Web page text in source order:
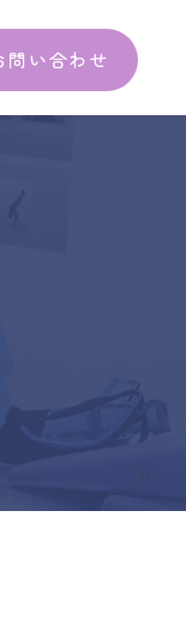
問い合わせ
問い合わせ